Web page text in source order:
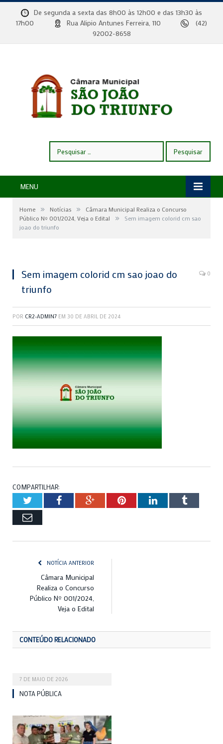
De segunda a sexta das 8h00 às 12h00 e das 13h30 às
17h00
Rua Alipio Antunes Ferreira, 110
(42)
92002-8658
por:
MENU
Home » Notícias »
Câmara Municipal Realiza o Concurso
Público Nº 001/2024, Veja o Edital
»
Sem imagem colorid cm sao
joao do triunfo
Sem imagem colorid cm sao joao do
triunfo
0
POR CR2-ADMIN7 EM 30 DE ABRIL DE 2024
COMPARTILHAR:
TwitterFacebookGoogle+PinterestLinkedInTumblr
Email
NOTÍCIA ANTERIOR
Câmara Municipal
Realiza o Concurso
Público Nº 001/2024,
Veja o Edital
CONTEÚDO RELACIONADO
7 DE MAIO DE 2026
NOTA PÚBLICA